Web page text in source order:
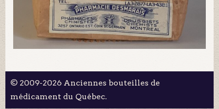
© 2009-2026 Anciennes bouteilles de
médicament du Québec.